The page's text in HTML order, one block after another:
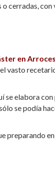
cerradas, con
en
vasto
se elabora con
se podía
preparando